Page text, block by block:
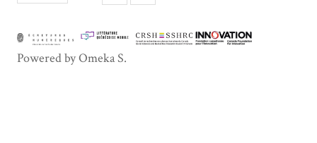
Powered by Omeka S.